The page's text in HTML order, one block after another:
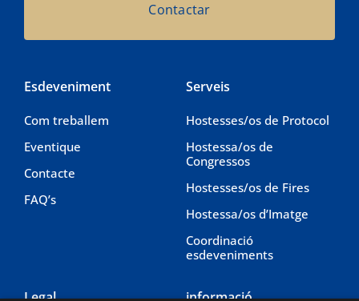
Contactar
Esdeveniment
Com treballem
Eventique
Contacte
FAQ’s
Serveis
Hostesses/os de Protocol
Hostessa/os de
Congressos
Hostesses/os de Fires
Hostessa/os d’Imatge
Coordinació
esdeveniments
Legal informació